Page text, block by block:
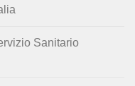
Sanitario